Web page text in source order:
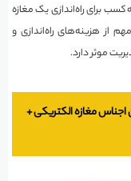
برای راه‌اندازی یک مغازه
از هزینه‌های راه‌اندازی و
موثر دارد.
مغازه الکتریکی +